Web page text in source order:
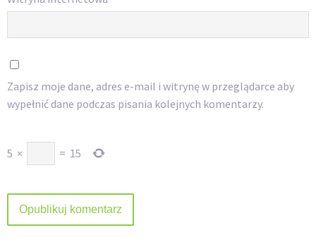
Zapisz moje dane, adres e-mail i witrynę w przeglądarce aby
wypełnić dane podczas pisania kolejnych komentarzy.
5 × = 15